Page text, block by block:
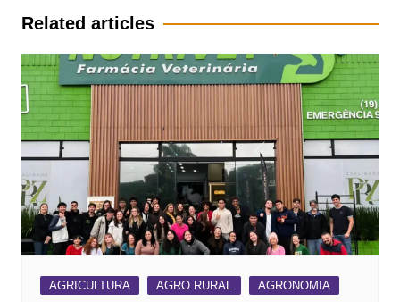
Post
Related articles
AGRICULTURA AGRO RURAL AGRONOMIA